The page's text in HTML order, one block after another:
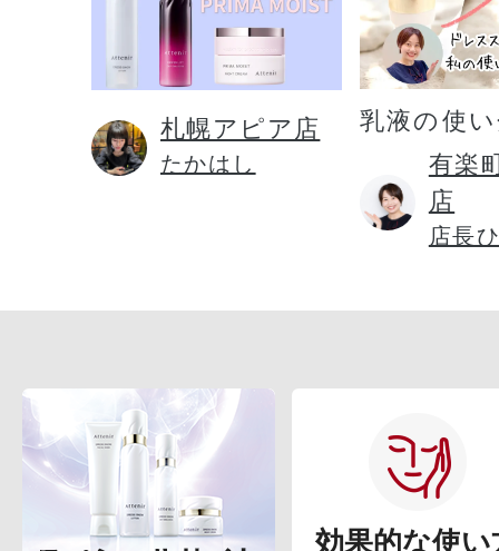
札幌アピア店
たかはし
乳液の使
有楽
店
店長
効果的な使い